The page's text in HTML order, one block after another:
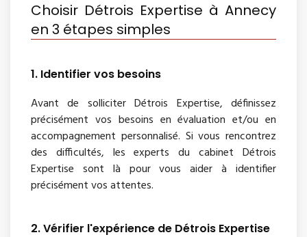
Choisir Détrois Expertise à Annecy
en 3 étapes simples
1. Identifier vos besoins
Avant de solliciter Détrois Expertise, définissez
précisément vos besoins en évaluation et/ou en
accompagnement personnalisé. Si vous rencontrez
des difficultés, les experts du cabinet Détrois
Expertise sont là pour vous aider à identifier
précisément vos attentes.
2. Vérifier l'expérience de Détrois Expertise